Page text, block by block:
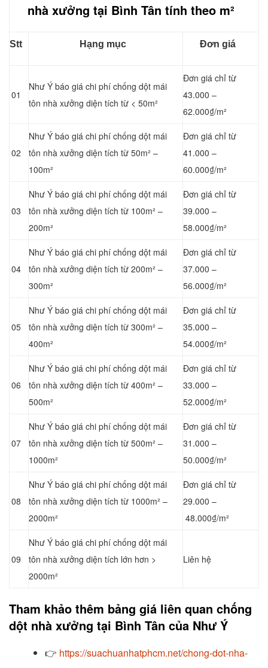
nhà xưởng tại Bình Tân tính theo m²
Stt Hạng mục Đơn giá
01
Như Ý báo giá chi phí chống dột mái
tôn nhà xưởng diện tích từ < 50m²
Đơn giá chỉ từ
43.000 –
62.000₫/m²
02
Như Ý báo giá chi phí chống dột mái
tôn nhà xưởng diện tích từ 50m² –
100m²
Đơn giá chỉ từ
41.000 –
60.000₫/m²
03
Như Ý báo giá chi phí chống dột mái
tôn nhà xưởng diện tích từ 100m² –
200m²
Đơn giá chỉ từ
39.000 –
58.000₫/m²
04
Như Ý báo giá chi phí chống dột mái
tôn nhà xưởng diện tích từ 200m² –
300m²
Đơn giá chỉ từ
37.000 –
56.000₫/m²
05
Như Ý báo giá chi phí chống dột mái
tôn nhà xưởng diện tích từ 300m² –
400m²
Đơn giá chỉ từ
35.000 –
54.000₫/m²
06
Như Ý báo giá chi phí chống dột mái
tôn nhà xưởng diện tích từ 400m² –
500m²
Đơn giá chỉ từ
33.000 –
52.000₫/m²
07
Như Ý báo giá chi phí chống dột mái
tôn nhà xưởng diện tích từ 500m² –
1000m²
Đơn giá chỉ từ
31.000 –
50.000₫/m²
08
Như Ý báo giá chi phí chống dột mái
tôn nhà xưởng diện tích từ 1000m² –
2000m²
Đơn giá chỉ từ
29.000 –
48.000₫/m²
09
Như Ý báo giá chi phí chống dột mái
tôn nhà xưởng diện tích lớn hơn >
2000m²
Liên hệ
Tham khảo thêm bảng giá liên quan chống
dột nhà xưởng tại Bình Tân của Như Ý
👉 https://suachuanhatphcm.net/chong-dot-nha-